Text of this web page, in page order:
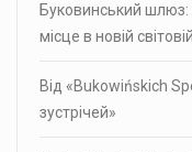
Буковинський шлюз:
місце в новій
Від «Bukowińskich
зустрічей»